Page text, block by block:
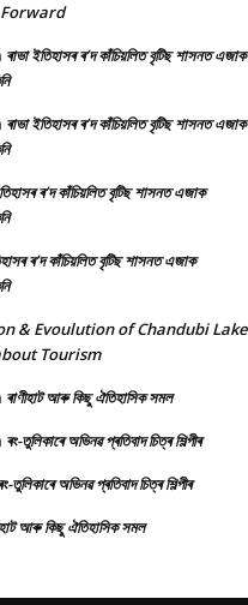
ৰাভা ইতিহাসৰ ৰ’দ কাঁচিয়লিত বৃটিছ শাসনত এজাক
ৰাভা ইতিহাসৰ ৰ’দ কাঁচিয়লিত বৃটিছ শাসনত এজাক
ৰ’দ কাঁচিয়লিত বৃটিছ শাসনত এজাক
ৰ’দ কাঁচিয়লিত বৃটিছ শাসনত এজাক
& Evoulution of Chandubi Lake
Tourism
ৰাণীহাট আৰু কিছু ঐতিহাসিক সমল
ৰং-তুলিকাৰে অভিনৱ প্ৰতিবাদ চিত্ৰ শিল্পীৰ
তুলিকাৰে অভিনৱ প্ৰতিবাদ চিত্ৰ শিল্পীৰ
আৰু কিছু ঐতিহাসিক সমল